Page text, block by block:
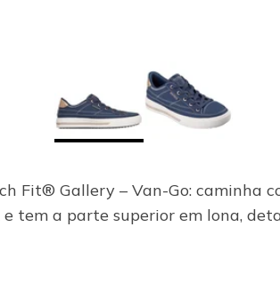
Fit® Gallery – Van-Go: caminha
tem a parte superior em lona,